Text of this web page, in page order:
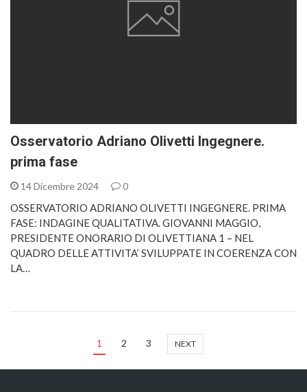
Osservatorio Adriano Olivetti Ingegnere.
prima fase
14 Dicembre 2024 0
OSSERVATORIO ADRIANO OLIVETTI INGEGNERE. PRIMA
FASE: INDAGINE QUALITATIVA. GIOVANNI MAGGIO,
PRESIDENTE ONORARIO DI OLIVETTIANA 1 – NEL
QUADRO DELLE ATTIVITA’ SVILUPPATE IN COERENZA CON
LA…
1 2 3 NEXT